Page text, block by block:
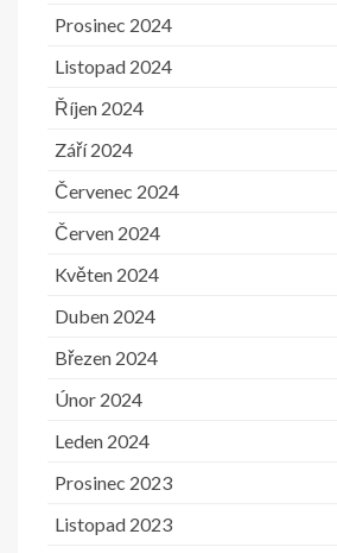
Prosinec 2024
Listopad 2024
Říjen 2024
Září 2024
Červenec 2024
Červen 2024
Květen 2024
Duben 2024
Březen 2024
Únor 2024
Leden 2024
Prosinec 2023
Listopad 2023